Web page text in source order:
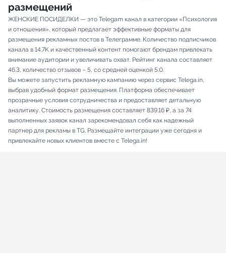
размещений
ЖЕНСКИЕ ПОСИДЕЛКИ — это Telegam канал в категории «Психология
и отношения», который предлагает эффективные форматы для
размещения рекламных постов в Телеграмме. Количество подписчиков
канала в 14.7K и качественный контент помогают брендам привлекать
внимание аудитории и увеличивать охват. Рейтинг канала составляет
46.3, количество отзывов – 5, со средней оценкой 5.0.
Вы можете запустить рекламную кампанию через сервис Telega.in,
выбрав удобный формат размещения. Платформа обеспечивает
прозрачные условия сотрудничества и предоставляет детальную
аналитику. Стоимость размещения составляет 839.16 ₽, а за 74
выполненных заявок канал зарекомендовал себя как надежный
партнер для рекламы в TG. Размещайте интеграции уже сегодня и
привлекайте новых клиентов вместе с Telega.in!